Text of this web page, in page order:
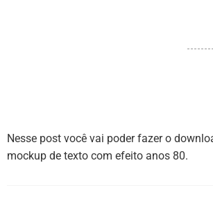
Nesse post você vai poder fazer o
mockup de texto com efeito anos 80.